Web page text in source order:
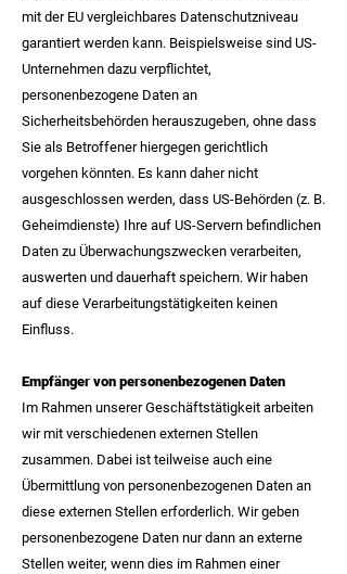
mit der EU vergleichbares Datenschutzniveau
garantiert werden kann. Beispielsweise sind US-
Unternehmen dazu verpflichtet,
personenbezogene Daten an
Sicherheitsbehörden herauszugeben, ohne dass
Sie als Betroffener hiergegen gerichtlich
vorgehen könnten. Es kann daher nicht
ausgeschlossen werden, dass US-Behörden (z. B.
Geheimdienste) Ihre auf US-Servern befindlichen
Daten zu Überwachungszwecken verarbeiten,
auswerten und dauerhaft speichern. Wir haben
auf diese Verarbeitungstätigkeiten keinen
Einfluss.
Empfänger von personenbezogenen Daten
Im Rahmen unserer Geschäftstätigkeit arbeiten
wir mit verschiedenen externen Stellen
zusammen. Dabei ist teilweise auch eine
Übermittlung von personenbezogenen Daten an
diese externen Stellen erforderlich. Wir geben
personenbezogene Daten nur dann an externe
Stellen weiter, wenn dies im Rahmen einer